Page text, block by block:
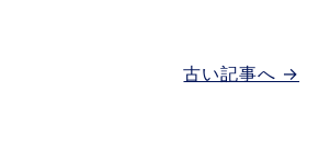
古い記事へ →